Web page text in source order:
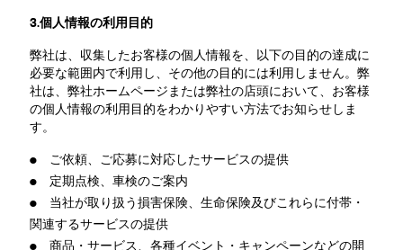
3.個人情報の利用目的
弊社は、収集したお客様の個人情報を、以下の目的の達成に
必要な範囲内で利用し、その他の目的には利用しません。弊
社は、弊社ホームページまたは弊社の店頭において、お客様
の個人情報の利用目的をわかりやすい方法でお知らせしま
す。
● ご依頼、ご応募に対応したサービスの提供
● 定期点検、車検のご案内
● 当社が取り扱う損害保険、生命保険及びこれらに付帯・
関連するサービスの提供
● 商品・サービス、各種イベント・キャンペーンなどの開